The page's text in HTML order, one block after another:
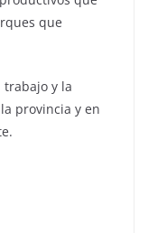
que
trabajo y la
provincia y en